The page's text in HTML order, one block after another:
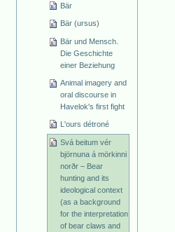
Bär
Bär (ursus)
Bär und Mensch.
Die Geschichte
einer Beziehung
Animal imagery and
oral discourse in
Havelok's first fight
L'ours détroné
Svá beitum vér
björnuna á mörkinni
norðr – Bear
hunting and its
ideological context
(as a background
for the interpretation
of bear claws and